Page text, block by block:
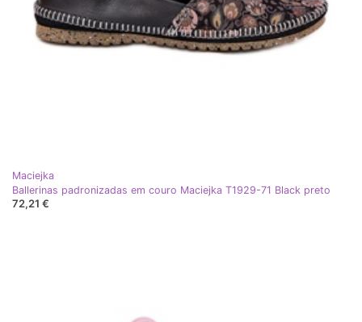
Maciejka
Ballerinas padronizadas em couro Maciejka T1929-71 Black preto
72,21 €